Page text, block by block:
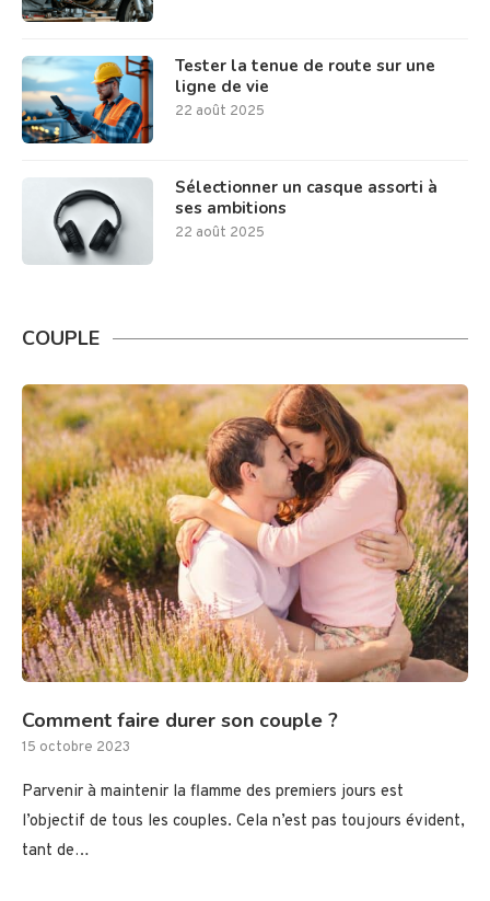
Tester la tenue de route sur une
ligne de vie
22 août 2025
Sélectionner un casque assorti à
ses ambitions
22 août 2025
COUPLE
Comment faire durer son couple ?
15 octobre 2023
Parvenir à maintenir la flamme des premiers jours est
l’objectif de tous les couples. Cela n’est pas toujours évident,
tant de…